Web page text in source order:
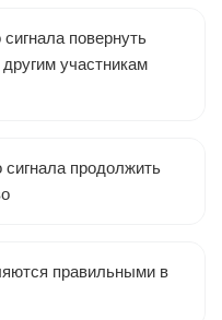
повернуть
участникам
продолжить
правильными в